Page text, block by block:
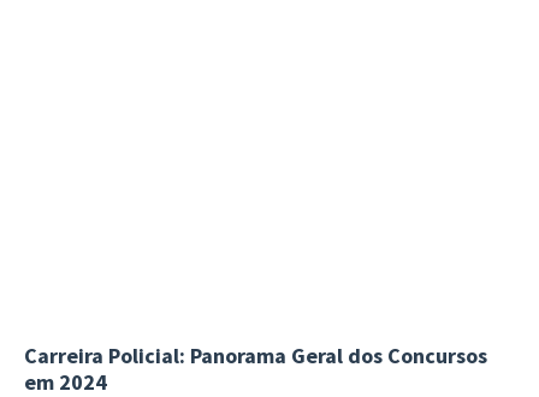
Carreira Policial: Panorama Geral dos Concursos
em 2024